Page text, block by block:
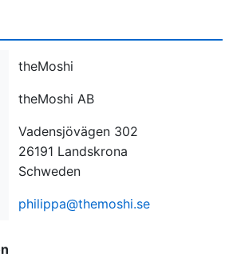
theMoshi
theMoshi AB
Vadensjövägen 302
26191 Landskrona
Schweden
philippa@themoshi.se